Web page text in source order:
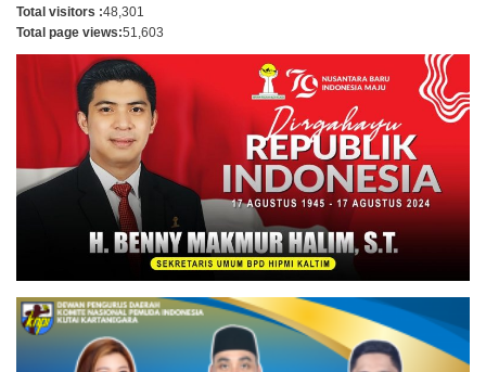
Total visitors :48,301
Total page views:51,603